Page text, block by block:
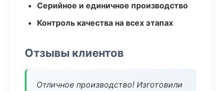
Серийное и единичное производство
Контроль качества на всех этапах
Отзывы клиентов
Отличное производство! Изготовили